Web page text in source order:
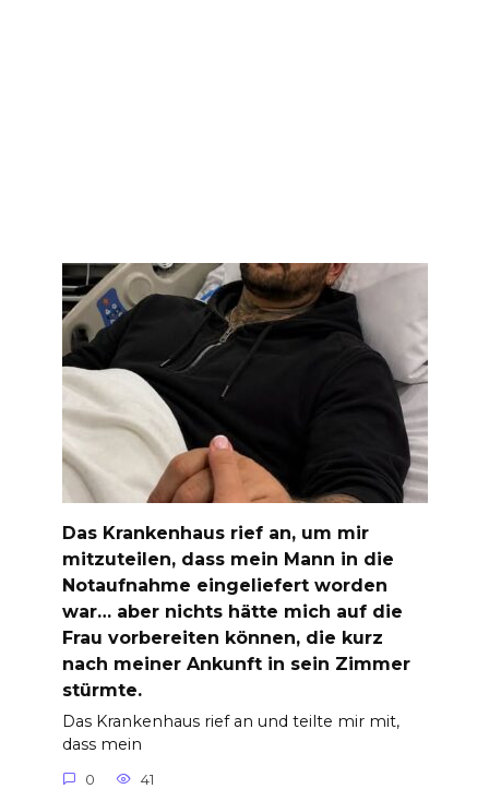
Das Krankenhaus rief an, um mir
mitzuteilen, dass mein Mann in die
Notaufnahme eingeliefert worden
war… aber nichts hätte mich auf die
Frau vorbereiten können, die kurz
nach meiner Ankunft in sein Zimmer
stürmte.
Das Krankenhaus rief an und teilte mir mit,
dass mein
0 41